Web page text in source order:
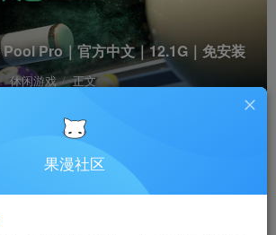
Pro｜官方中文｜12.1G｜免安装
休闲游戏 正文
果漫社区